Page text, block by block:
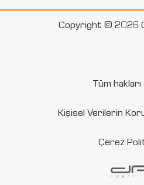
Copyright © 2026
Tüm hakları
Kişisel Verilerin
Çerez